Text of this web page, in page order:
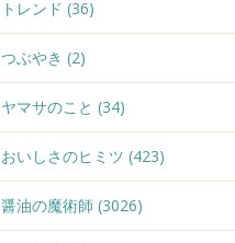
トレンド (36)
つぶやき (2)
ヤマサのこと (34)
おいしさのヒミツ (423)
醤油の魔術師 (3026)